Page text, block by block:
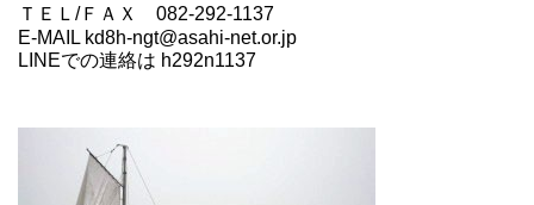
ＴＥＬ/ＦＡＸ 082-292-1137
E-MAIL kd8h-ngt@asahi-net.or.jp
LINEでの連絡は h292n1137